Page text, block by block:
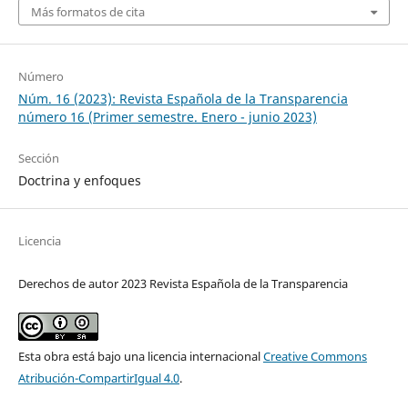
Más formatos de cita
Número
Núm. 16 (2023): Revista Española de la Transparencia
número 16 (Primer semestre. Enero - junio 2023)
Sección
Doctrina y enfoques
Licencia
Derechos de autor 2023 Revista Española de la Transparencia
Esta obra está bajo una licencia internacionalCreative Commons
Atribución-CompartirIgual 4.0.